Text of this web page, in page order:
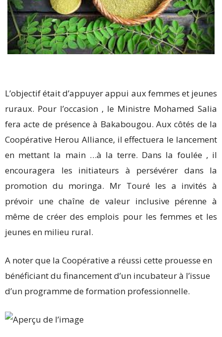
L’objectif était d’appuyer appui aux femmes et jeunes
ruraux. Pour l’occasion , le Ministre Mohamed Salia
fera acte de présence à Bakabougou. Aux côtés de la
Coopérative Herou Alliance, il effectuera le lancement
en mettant la main …à la terre. Dans la foulée , il
encouragera les initiateurs à persévérer dans la
promotion du moringa. Mr Touré les a invités à
prévoir une chaîne de valeur inclusive pérenne à
même de créer des emplois pour les femmes et les
jeunes en milieu rural.
A noter que la Coopérative a réussi cette prouesse en
bénéficiant du financement d’un incubateur à l’issue
d’un programme de formation professionnelle.